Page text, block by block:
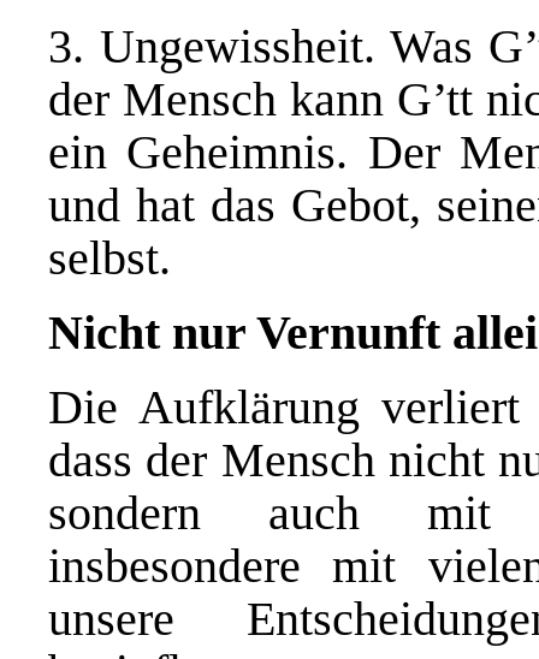
3. Ungewissheit. Was
der Mensch kann G’tt
ein Geheimnis. Der
und hat das Gebot,
selbst.
Nicht nur Vernunft
Die Aufklärung verliert
dass der Mensch nicht
sondern auch mit
insbesondere mit
unsere